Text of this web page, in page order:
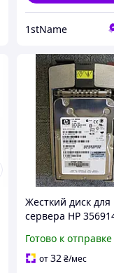
1stName
Жесткий диск для
сервера HP
(BF0368A4B9) 3.5"
Ultra320 SCSI
Готово к отправке
от32₴/мес